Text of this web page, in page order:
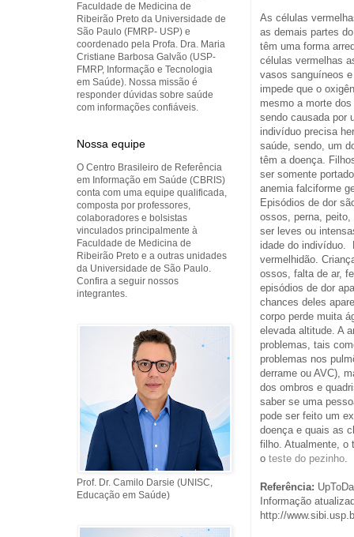
As células
as demais partes
têm uma forma
células vermelhas
vasos sanguíneos
impede que o
mesmo a morte
sendo causada por
indivíduo precisa
saúde, sendo, um
têm a doença.
ser somente
anemia falciforme
Episódios de dor
ossos, perna,
ser leves ou
idade do indivíduo.
vermelhidão.
ossos, falta de ar,
episódios de dor
chances deles
corpo perde muita
elevada altitude. A
problemas, tais
problemas nos
derrame ou AVC),
dos ombros e
saber se uma
pode ser feito um
doença e quais as
filho. Atualmente, o
oteste do pezinho.
Referência:
Informação
http://
Faculdade de Medicina de
Ribeirão Preto da Universidade de
São Paulo (FMRP- USP) e
coordenado pela Profa. Dra. Maria
Cristiane Barbosa Galvão (USP-
FMRP, Informação e Tecnologia
em Saúde). Nossa missão é
responder dúvidas sobre saúde
com informações confiáveis.
Nossa equipe
O Centro Brasileiro de Referência
em Informação em Saúde (CBRIS)
conta com uma equipe qualificada,
composta por professores,
colaboradores e bolsistas
vinculados principalmente à
Faculdade de Medicina de
Ribeirão Preto e a outras unidades
da Universidade de São Paulo.
Confira a seguir nossos
integrantes.
Prof. Dr. Camilo Darsie (UNISC,
Educação em Saúde)